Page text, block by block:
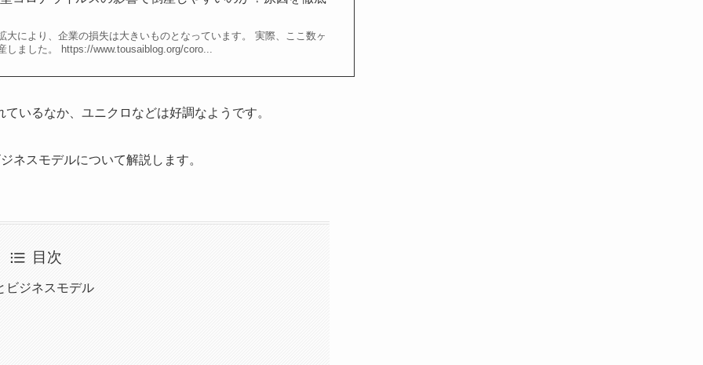
大により、企業の損失は大きいものとなっています。 実際、ここ数ヶ
しました。 https://www.tousaiblog.org/coro...
いるなか、ユニクロなどは好調なようです。
ネスモデルについて解説します。
目次
ビジネスモデル